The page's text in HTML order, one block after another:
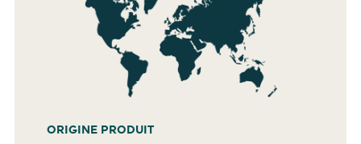
ORIGINE PRODUIT